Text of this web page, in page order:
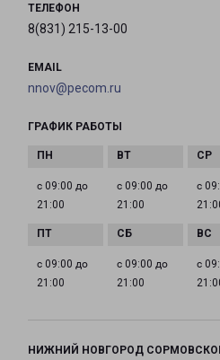
ТЕЛЕФОН
8(831) 215-13-00
EMAIL
nnov@pecom.ru
ГРАФИК РАБОТЫ
с 09:00 до
21:00
с 09:00 до
21:00
с
с 09:00 до
21:00
с 09:00 до
21:00
с
НИЖНИЙ НОВГОРОД